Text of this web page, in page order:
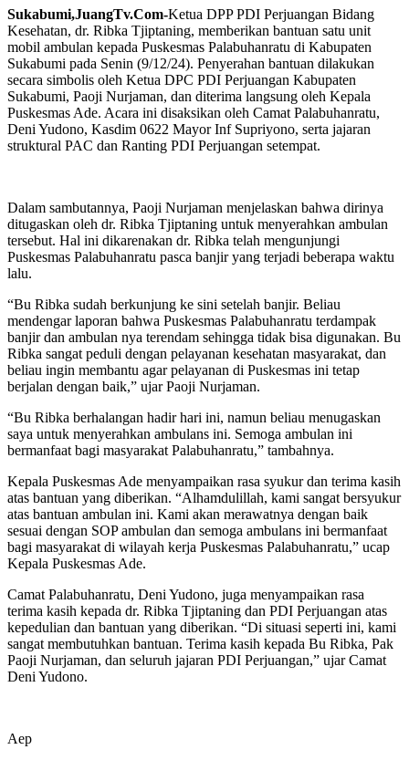
Sukabumi,JuangTv.Com-Ketua DPP PDI Perjuangan Bidang
Kesehatan, dr. Ribka Tjiptaning, memberikan bantuan satu unit
mobil ambulan kepada Puskesmas Palabuhanratu di Kabupaten
Sukabumi pada Senin (9/12/24). Penyerahan bantuan dilakukan
secara simbolis oleh Ketua DPC PDI Perjuangan Kabupaten
Sukabumi, Paoji Nurjaman, dan diterima langsung oleh Kepala
Puskesmas Ade. Acara ini disaksikan oleh Camat Palabuhanratu,
Deni Yudono, Kasdim 0622 Mayor Inf Supriyono, serta jajaran
struktural PAC dan Ranting PDI Perjuangan setempat.
Dalam sambutannya, Paoji Nurjaman menjelaskan bahwa dirinya
ditugaskan oleh dr. Ribka Tjiptaning untuk menyerahkan ambulan
tersebut. Hal ini dikarenakan dr. Ribka telah mengunjungi
Puskesmas Palabuhanratu pasca banjir yang terjadi beberapa waktu
lalu.
“Bu Ribka sudah berkunjung ke sini setelah banjir. Beliau
mendengar laporan bahwa Puskesmas Palabuhanratu terdampak
banjir dan ambulan nya terendam sehingga tidak bisa digunakan. Bu
Ribka sangat peduli dengan pelayanan kesehatan masyarakat, dan
beliau ingin membantu agar pelayanan di Puskesmas ini tetap
berjalan dengan baik,” ujar Paoji Nurjaman.
“Bu Ribka berhalangan hadir hari ini, namun beliau menugaskan
saya untuk menyerahkan ambulans ini. Semoga ambulan ini
bermanfaat bagi masyarakat Palabuhanratu,” tambahnya.
Kepala Puskesmas Ade menyampaikan rasa syukur dan terima kasih
atas bantuan yang diberikan. “Alhamdulillah, kami sangat bersyukur
atas bantuan ambulan ini. Kami akan merawatnya dengan baik
sesuai dengan SOP ambulan dan semoga ambulans ini bermanfaat
bagi masyarakat di wilayah kerja Puskesmas Palabuhanratu,” ucap
Kepala Puskesmas Ade.
Camat Palabuhanratu, Deni Yudono, juga menyampaikan rasa
terima kasih kepada dr. Ribka Tjiptaning dan PDI Perjuangan atas
kepedulian dan bantuan yang diberikan. “Di situasi seperti ini, kami
sangat membutuhkan bantuan. Terima kasih kepada Bu Ribka, Pak
Paoji Nurjaman, dan seluruh jajaran PDI Perjuangan,” ujar Camat
Deni Yudono.
Aep